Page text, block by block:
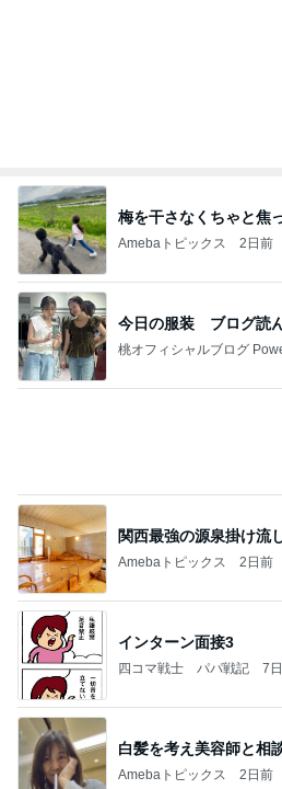
梅を干さなくちゃと焦
Amebaトピックス 2日前
今日の服装 ブログ読
桃オフィシャルブログ
関西最強の源泉掛け流
Amebaトピックス 2日前
インターン面接3
四コマ戦士 パパ戦記 7
白髪を考え美容師と相
Amebaトピックス 2日前